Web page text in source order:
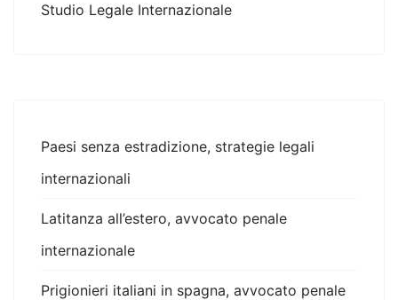
Studio Legale Internazionale
Paesi senza estradizione, strategie legali
internazionali
Latitanza all’estero, avvocato penale
internazionale
Prigionieri italiani in spagna, avvocato penale